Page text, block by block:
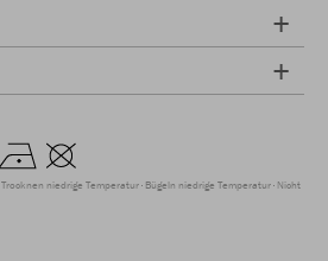
Trocknen niedrige Temperatur Bügeln niedrige Temperatur Nicht